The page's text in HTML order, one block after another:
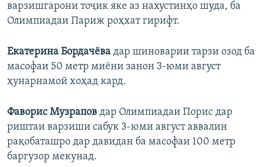
варзишгарони тоҷик яке аз нахустинҳо шуда, ба
Олимпиадаи Париж роҳхат гирифт.
Екатерина Бордачёва дар шиноварии тарзи озод ба
масофаи 50 метр миёни занон 3-юми август
ҳунарнамоӣ хоҳад кард.
Фаворис Музрапов дар Олимпиадаи Порис дар
риштаи варзиши сабук 3-юми август аввалин
рақобаташро дар давидан ба масофаи 100 метр
баргузор мекунад.